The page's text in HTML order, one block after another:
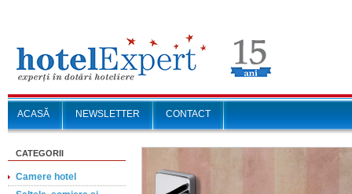
ACASĂ NEWSLETTER CONTACT
CATEGORII
Camere hotel